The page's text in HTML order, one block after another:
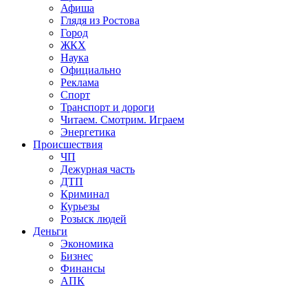
Афиша
Глядя из Ростова
Город
ЖКХ
Наука
Официально
Реклама
Спорт
Транспорт и дороги
Читаем. Смотрим. Играем
Энергетика
Происшествия
ЧП
Дежурная часть
ДТП
Криминал
Курьезы
Розыск людей
Деньги
Экономика
Бизнес
Финансы
АПК